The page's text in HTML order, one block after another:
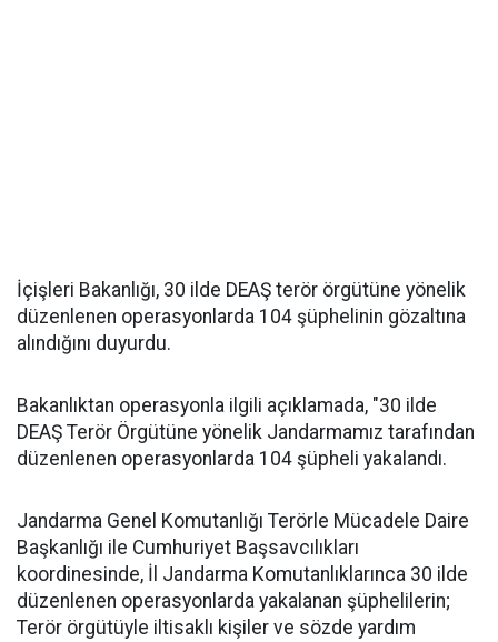
İçişleri Bakanlığı, 30 ilde DEAŞ terör örgütüne yönelik
düzenlenen operasyonlarda 104 şüphelinin gözaltına
alındığını duyurdu.
Bakanlıktan operasyonla ilgili açıklamada, "30 ilde
DEAŞ Terör Örgütüne yönelik Jandarmamız tarafından
düzenlenen operasyonlarda 104 şüpheli yakalandı.
Jandarma Genel Komutanlığı Terörle Mücadele Daire
Başkanlığı ile Cumhuriyet Başsavcılıkları
koordinesinde, İl Jandarma Komutanlıklarınca 30 ilde
düzenlenen operasyonlarda yakalanan şüphelilerin;
Terör örgütüyle iltisaklı kişiler ve sözde yardım